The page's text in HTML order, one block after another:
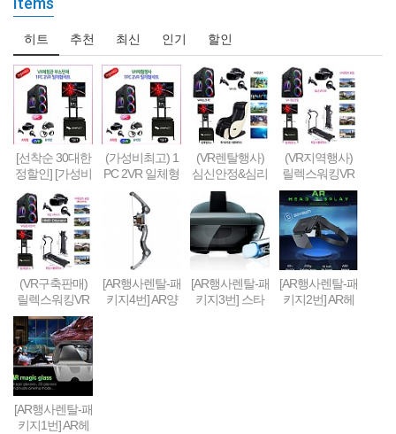
히트 추천 최신 인기 할인
[선착순 30대한
정할인] [가성비
형] 1PC + 2VR
VR체험부스 구
축&판매(48인
치형)
(가성비최고) 1
PC 2VR 일체형
행사부스 세트
(1부스-2인 따로
게임진행)
(VR렌탈행사)
심신안정&심리
치료&휴식 VR
세트 패키지
(VR지역행사)
릴렉스워킹VR
세트-Relax Walk
ing VR SET
(VR구축판매)
릴렉스워킹VR
세트-Relax Walk
ing VR SET (선
착순 100대 / 20
19년 10월까지
한정 할인판매)
[AR행사렌탈-패
키지4번] AR양
[AR행사렌탈-패
키지3번] 스타
[AR행사렌탈-패
키지2번] AR헤
[AR행사렌탈-패
키지1번] AR헤